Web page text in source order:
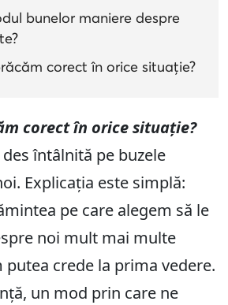
bunelor maniere despre
corect în orice situație?
corect în orice situație?
întâlnită pe buzele
Explicația este simplă:
pe care alegem să le
noi mult mai multe
crede la prima vedere.
un mod prin care ne